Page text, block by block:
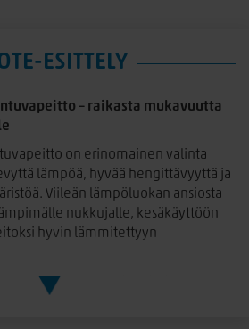
ESITTELY
– raikasta mukavuutta
on erinomainen valinta
lämpöä, hyvää hengittävyyttä ja
Viileän lämpöluokan ansiosta
nukkujalle, kesäkäyttöön
hyvin lämmitettyyn
untuvaa ja 40 % pientä höyhentä.